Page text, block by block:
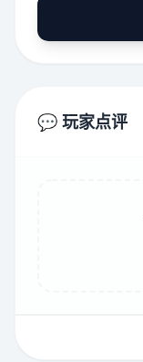
💬 玩家点评